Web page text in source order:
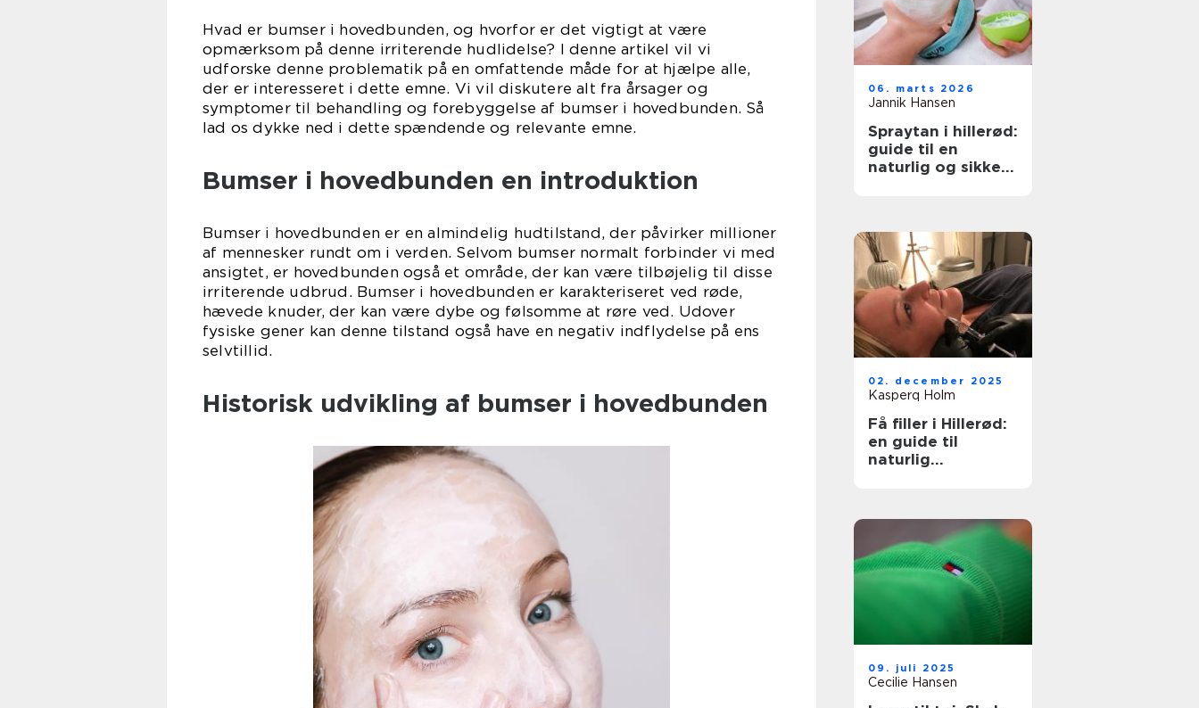
Hvad er bumser i hovedbunden, og hvorfor er det vigtigt at være
opmærksom på denne irriterende hudlidelse? I denne artikel vil vi
udforske denne problematik på en omfattende måde for at hjælpe alle,
der er interesseret i dette emne. Vi vil diskutere alt fra årsager og
symptomer til behandling og forebyggelse af bumser i hovedbunden. Så
lad os dykke ned i dette spændende og relevante emne.
Bumser i hovedbunden en introduktion
Bumser i hovedbunden er en almindelig hudtilstand, der påvirker millioner
af mennesker rundt om i verden. Selvom bumser normalt forbinder vi med
ansigtet, er hovedbunden også et område, der kan være tilbøjelig til disse
irriterende udbrud. Bumser i hovedbunden er karakteriseret ved røde,
hævede knuder, der kan være dybe og følsomme at røre ved. Udover
fysiske gener kan denne tilstand også have en negativ indflydelse på ens
selvtillid.
Historisk udvikling af bumser i hovedbunden
06. marts 2026
Jannik Hansen
Spraytan i hillerød:
guide til en
naturlig og sikker
02. december 2025
Kasperq Holm
Få filler i Hillerød:
en guide til
naturlig
09. juli 2025
Cecilie Hansen